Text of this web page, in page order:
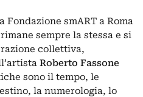
Fondazione smART a Roma
sempre la stessa e si
collettiva,
Roberto Fassone
sono il tempo, le
la numerologia, lo